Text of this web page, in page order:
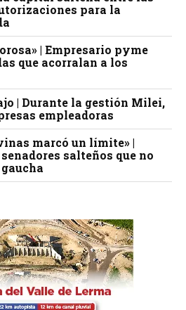
para la
| Empresario pyme
que acorralan a los
| Durante la gestión Milei,
empleadoras
marcó un límite» |
salteños que no